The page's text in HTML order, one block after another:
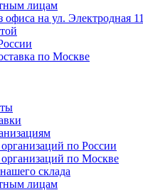
лицам
на ул. Электродная 11
по Москве
по России
организаций по Москве
склада
лицам